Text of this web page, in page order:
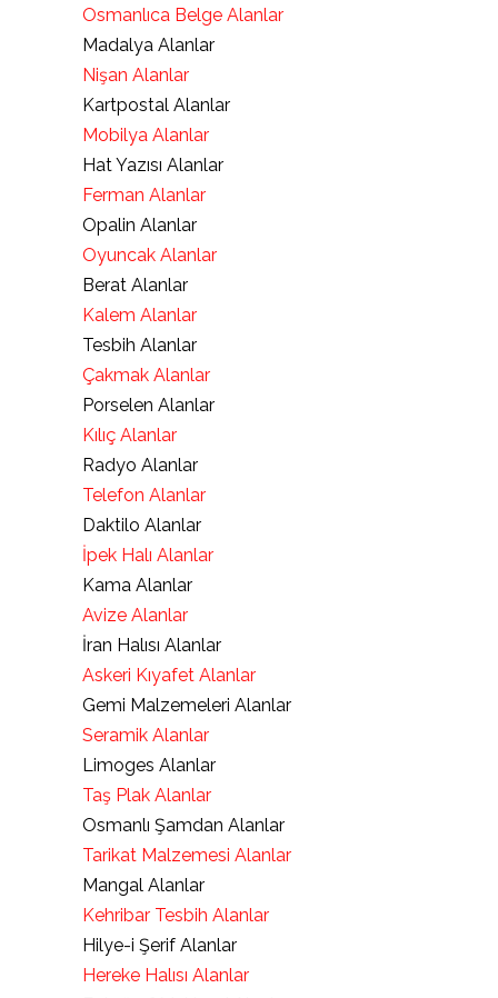
Osmanlıca Belge Alanlar
Madalya Alanlar
Nişan Alanlar
Kartpostal Alanlar
Mobilya Alanlar
Hat Yazısı Alanlar
Ferman Alanlar
Opalin Alanlar
Oyuncak Alanlar
Berat Alanlar
Kalem Alanlar
Tesbih Alanlar
Çakmak Alanlar
Porselen Alanlar
Kılıç Alanlar
Radyo Alanlar
Telefon Alanlar
Daktilo Alanlar
İpek Halı Alanlar
Kama Alanlar
Avize Alanlar
İran Halısı Alanlar
Askeri Kıyafet Alanlar
Gemi Malzemeleri Alanlar
Seramik Alanlar
Limoges Alanlar
Taş Plak Alanlar
Osmanlı Şamdan Alanlar
Tarikat Malzemesi Alanlar
Mangal Alanlar
Kehribar Tesbih Alanlar
Hilye-i Şerif Alanlar
Hereke Halısı Alanlar